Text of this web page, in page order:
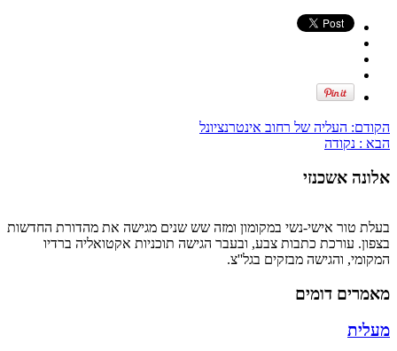
הקודם: העליה של רחוב אינטרנציונל
הבא : נקודה
אלונה אשכנזי
בעלת טור אישי-נשי במקומון ומזה שש שנים מגישה את מהדורת החדשות
בצפון. עורכת כתבות צבע, ובעבר הגישה תוכניות אקטואליה ברדיו
המקומי, והגישה מבזקים בגל''צ.
מאמרים דומים
מעלית